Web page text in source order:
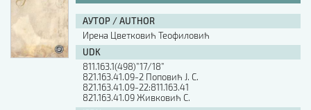
АУТОР / AUTHOR
Ирена Цветковић Теофиловић
UDK
811.163.1(498)”17/18”
821.163.41.09-2 Поповић Ј. С.
821.163.41.09-22:811.163.41
821.163.41.09 Живковић С.